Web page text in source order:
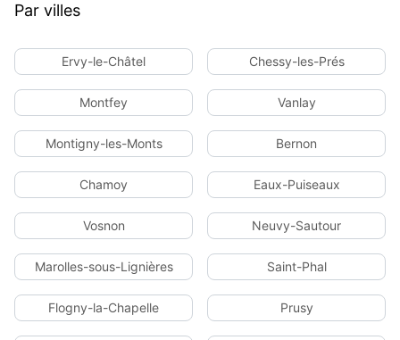
Par villes
Ervy-le-Châtel Chessy-les-Prés
Montfey Vanlay
Montigny-les-Monts Bernon
Chamoy Eaux-Puiseaux
Vosnon Neuvy-Sautour
Marolles-sous-Lignières Saint-Phal
Flogny-la-Chapelle Prusy